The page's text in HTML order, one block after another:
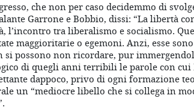
che non per caso decidemmo di
Garrone e Bobbio, dissi: “La libertà
l’incontro tra liberalismo e socialismo.
maggioritarie o egemoni. Anzi, esse
si possono non ricordare, pur
di quegli anni terribili le parole con
dappoco, privo di ogni formazione
un “mediocre libello che si collega in